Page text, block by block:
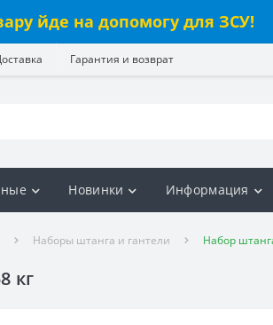
йде на допомогу для ЗСУ!
Гарантия и возврат
Новинки Информация
Наборы штанга и гантели Набор
кг